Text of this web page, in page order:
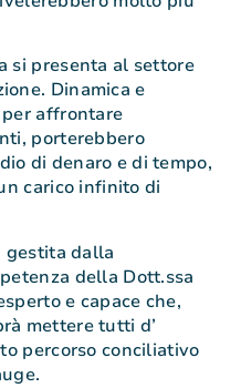
si presenta al settore
Dinamica e
affrontare
porterebbero
di denaro e di tempo,
carico infinito di
gestita dalla
della Dott.ssa
e capace che,
mettere tutti d’
percorso conciliativo